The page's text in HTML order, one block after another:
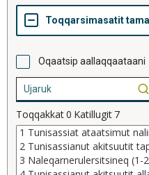
Oqaatsip aallaqqaataani
Toqqakkat0 Katillugit 7